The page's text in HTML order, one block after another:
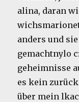
alina, daran
anders und
gemachtnylo
geheimnisse
es kein
über mein